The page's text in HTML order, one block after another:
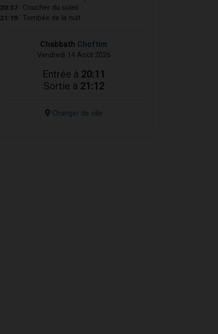
20:37 Coucher du soleil
21:19 Tombée de la nuit
Chabbath Choftim
Vendredi 14 Août 2026
Entrée à 20:11
Sortie à 21:12
Changer de ville